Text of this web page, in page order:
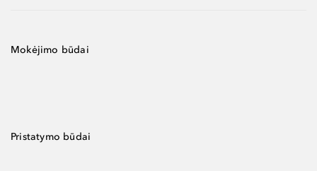
Mokėjimo būdai
Pristatymo būdai